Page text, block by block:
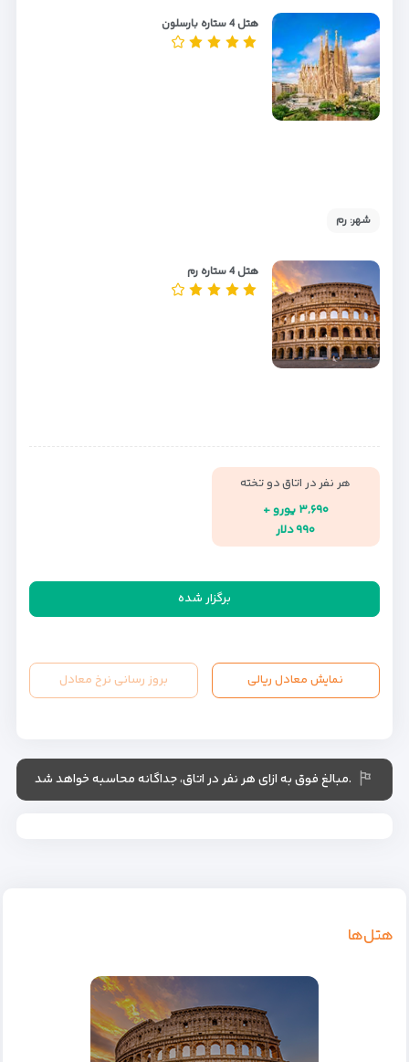
هتل 4 ستاره بارسلون
شهر: رم
هتل 4 ستاره رم
هر نفر در اتاق دو تخته
۳,۶۹۰ یورو +
۹۹۰ دلار
برگزار شده
نمایش معادل ریالی بروز رسانی نرخ معادل
.مبالغ فوق به ازای هر نفر در اتاق، جداگانه محاسبه خواهد شد
هتل‌ها